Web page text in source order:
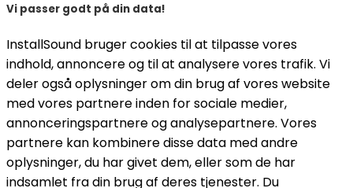
Vi passer godt på din data!
InstallSound bruger cookies til at tilpasse vores
indhold, annoncere og til at analysere vores trafik. Vi
deler også oplysninger om din brug af vores website
med vores partnere inden for sociale medier,
annonceringspartnere og analysepartnere. Vores
partnere kan kombinere disse data med andre
oplysninger, du har givet dem, eller som de har
indsamlet fra din brug af deres tjenester. Du